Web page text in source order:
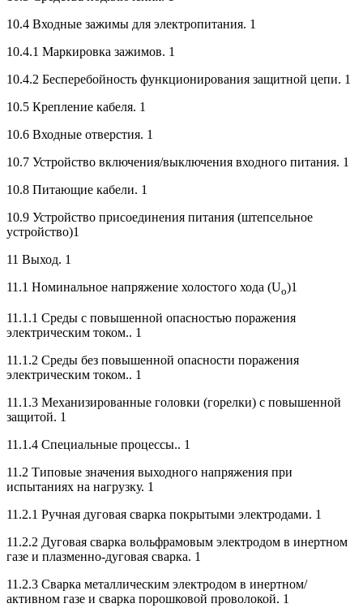
10.4 Входные зажимы для электропитания. 1
10.4.1 Маркировка зажимов. 1
10.4.2 Бесперебойность функционирования защитной цепи. 1
10.5 Крепление кабеля. 1
10.6 Входные отверстия. 1
10.7 Устройство включения/выключения входного питания. 1
10.8 Питающие кабели. 1
10.9 Устройство присоединения питания (штепсельное
устройство)1
11 Выход. 1
11.1 Номинальное напряжение холостого хода (Uo)1
11.1.1 Среды с повышенной опасностью поражения
электрическим током.. 1
11.1.2 Среды без повышенной опасности поражения
электрическим током.. 1
11.1.3 Механизированные головки (горелки) с повышенной
защитой. 1
11.1.4 Специальные процессы.. 1
11.2 Типовые значения выходного напряжения при
испытаниях на нагрузку. 1
11.2.1 Ручная дуговая сварка покрытыми электродами. 1
11.2.2 Дуговая сварка вольфрамовым электродом в инертном
газе и плазменно-дуговая сварка. 1
11.2.3 Сварка металлическим электродом в инертном/
активном газе и сварка порошковой проволокой. 1